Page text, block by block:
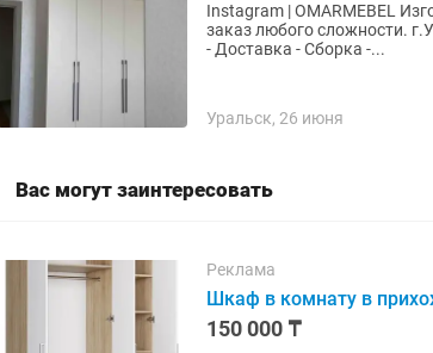
Instagram | OMARMEBEL
заказ любого сложности.
- Доставка - Сборка -...
Уральск, 26 июня
Вас могут заинтересовать
Реклама
Шкаф в комнату в
150 000 ₸